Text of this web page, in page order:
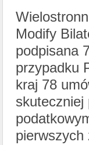
Modify
podpisana
przypadku
kraj 78
skuteczniej
pierwszych